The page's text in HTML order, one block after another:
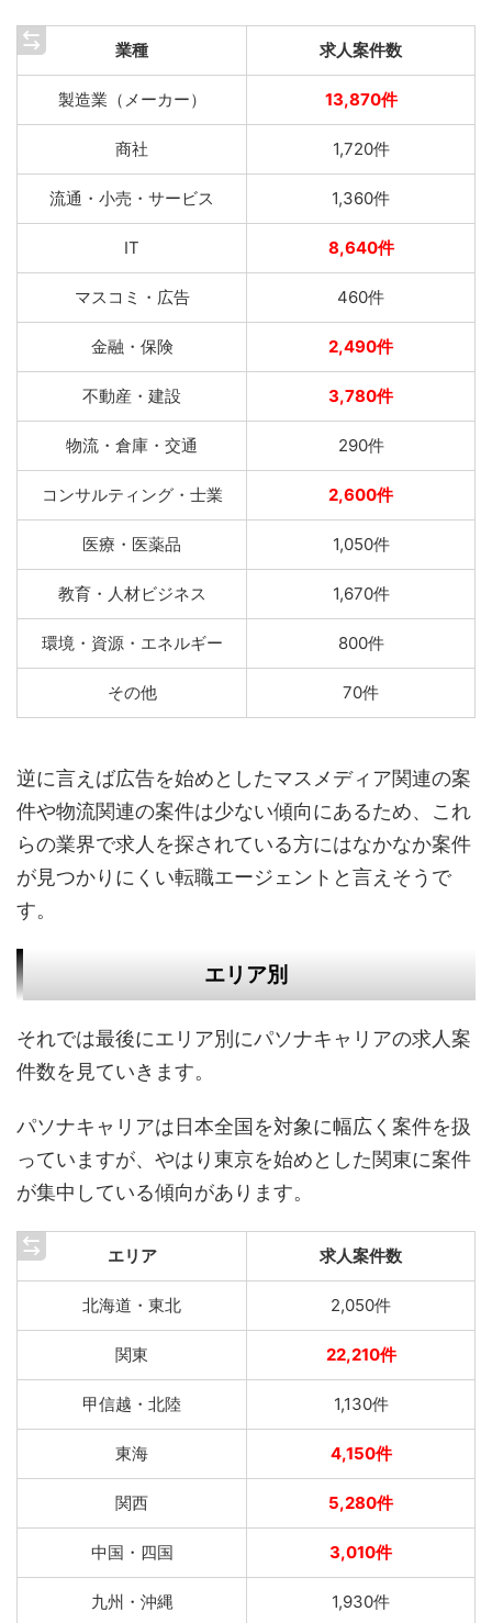
業種 求人案件数
製造業（メーカー） 13,870件
商社 1,720件
流通・小売・サービス 1,360件
IT 8,640件
マスコミ・広告 460件
金融・保険 2,490件
不動産・建設 3,780件
物流・倉庫・交通 290件
コンサルティング・士業 2,600件
医療・医薬品 1,050件
教育・人材ビジネス 1,670件
環境・資源・エネルギー 800件
その他 70件
逆に言えば広告を始めとしたマスメディア関連の案
件や物流関連の案件は少ない傾向にあるため、これ
らの業界で求人を探されている方にはなかなか案件
が見つかりにくい転職エージェントと言えそうで
す。
エリア別
それでは最後にエリア別にパソナキャリアの求人案
件数を見ていきます。
パソナキャリアは日本全国を対象に幅広く案件を扱
っていますが、やはり東京を始めとした関東に案件
が集中している傾向があります。
エリア 求人案件数
北海道・東北 2,050件
関東 22,210件
甲信越・北陸 1,130件
東海 4,150件
関西 5,280件
中国・四国 3,010件
九州・沖縄 1,930件